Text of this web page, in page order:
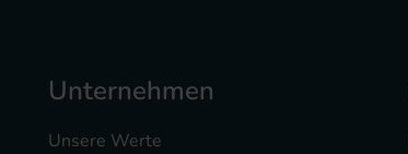
Unternehmen
Unsere Werte